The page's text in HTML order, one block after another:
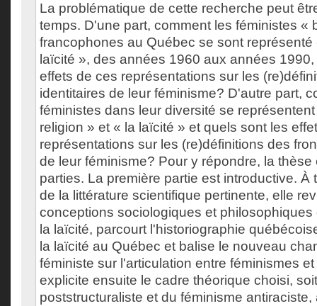
La problématique de cette recherche peut
temps. D'une part, comment les féministes «
francophones au Québec se sont représenté
laïcité », des années 1960 aux années
effets de ces représentations sur les
identitaires de leur féminisme? D'autre part,
féministes dans leur diversité se
religion » et « la laïcité » et quels sont les
représentations sur les (re)définitions des
de leur féminisme? Pour y répondre, la
parties. La première partie est introductive. À
de la littérature scientifique pertinente, elle
conceptions sociologiques et philosophiques
la laïcité, parcourt l'historiographie
la laïcité au Québec et balise le nouveau
féministe sur l'articulation entre féminismes
explicite ensuite le cadre théorique choisi,
poststructuraliste et du féminisme